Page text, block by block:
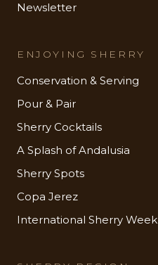
Newsletter
ENJOYING SHERRY
Conservation & Serving
Pour & Pair
Sherry Cocktails
A Splash of Andalusia
Sherry Spots
Copa Jerez
International Sherry Week